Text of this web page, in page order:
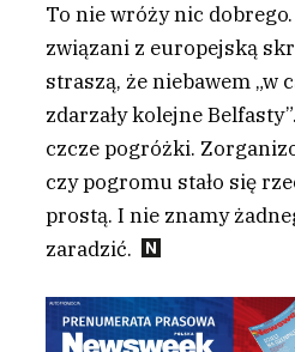
To nie wróży nic
związani z europejską
straszą, że niebawem „w
zdarzały kolejne
czcze pogróżki.
czy pogromu stało się
prostą. I nie znamy
zaradzić.